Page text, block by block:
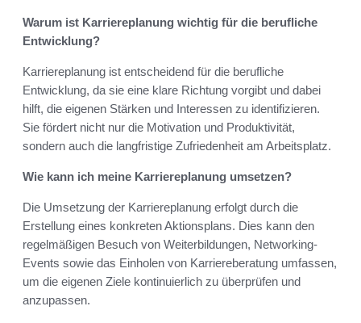
Warum ist Karriereplanung wichtig für die berufliche
Entwicklung?
Karriereplanung ist entscheidend für die berufliche
Entwicklung, da sie eine klare Richtung vorgibt und dabei
hilft, die eigenen Stärken und Interessen zu identifizieren.
Sie fördert nicht nur die Motivation und Produktivität,
sondern auch die langfristige Zufriedenheit am Arbeitsplatz.
Wie kann ich meine Karriereplanung umsetzen?
Die Umsetzung der Karriereplanung erfolgt durch die
Erstellung eines konkreten Aktionsplans. Dies kann den
regelmäßigen Besuch von Weiterbildungen, Networking-
Events sowie das Einholen von Karriereberatung umfassen,
um die eigenen Ziele kontinuierlich zu überprüfen und
anzupassen.